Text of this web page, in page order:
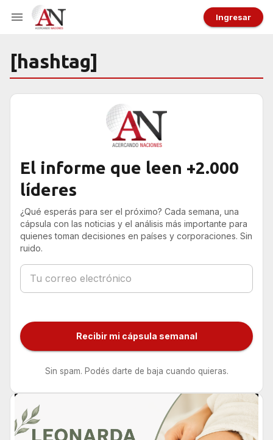
Ingresar
[hashtag]
El informe que leen +2.000
líderes
¿Qué esperás para ser el próximo? Cada semana, una
cápsula con las noticias y el análisis más importante para
quienes toman decisiones en países y corporaciones. Sin
ruido.
Recibir mi cápsula semanal
Sin spam. Podés darte de baja cuando quieras.